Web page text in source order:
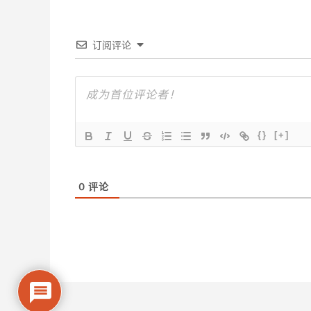
订阅评论
{} [+]
0 评论